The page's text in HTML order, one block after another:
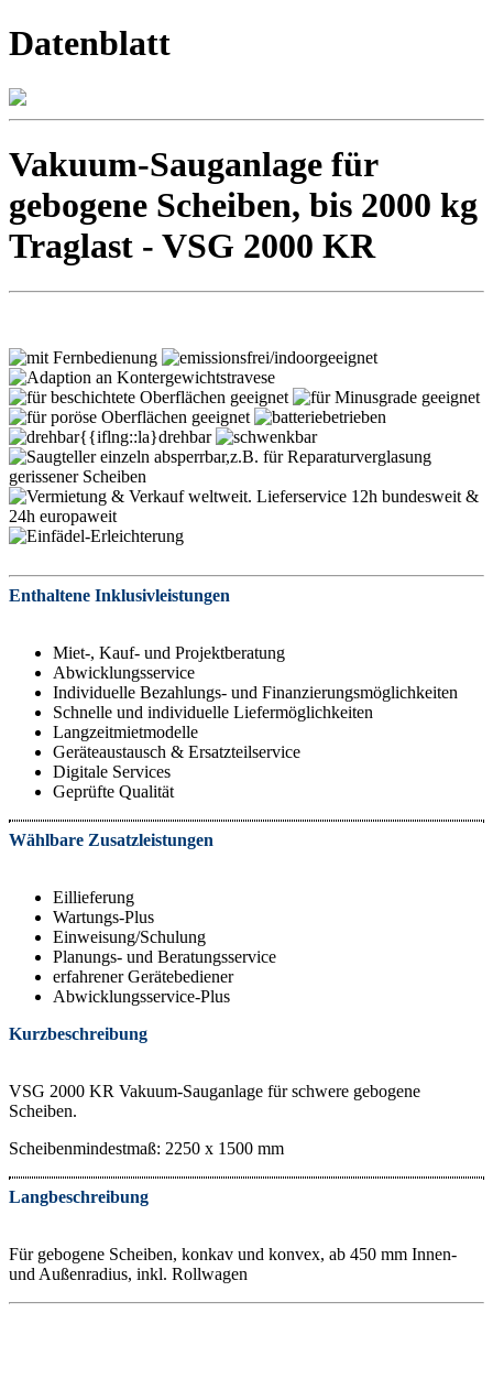
Datenblatt
Vakuum-Sauganlage für
gebogene Scheiben, bis 2000 kg
Traglast - VSG 2000 KR
Enthaltene Inklusivleistungen
Miet-, Kauf- und Projektberatung
Abwicklungsservice
Individuelle Bezahlungs- und Finanzierungsmöglichkeiten
Schnelle und individuelle Liefermöglichkeiten
Langzeitmietmodelle
Geräteaustausch & Ersatzteilservice
Digitale Services
Geprüfte Qualität
Wählbare Zusatzleistungen
Eillieferung
Wartungs-Plus
Einweisung/Schulung
Planungs- und Beratungsservice
erfahrener Gerätebediener
Abwicklungsservice-Plus
Kurzbeschreibung
VSG 2000 KR Vakuum-Sauganlage für schwere gebogene
Scheiben.
Scheibenmindestmaß: 2250 x 1500 mm
Langbeschreibung
Für gebogene Scheiben, konkav und konvex, ab 450 mm Innen-
und Außenradius, inkl. Rollwagen